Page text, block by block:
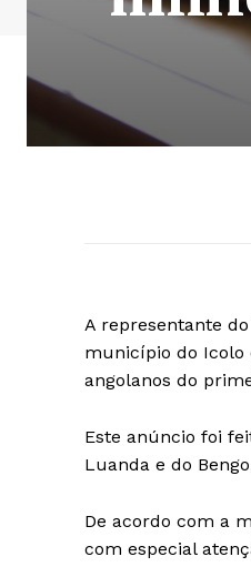
A representante
município do Icolo
angolanos do
Este anúncio foi
Luanda e do
De acordo com a
com especial